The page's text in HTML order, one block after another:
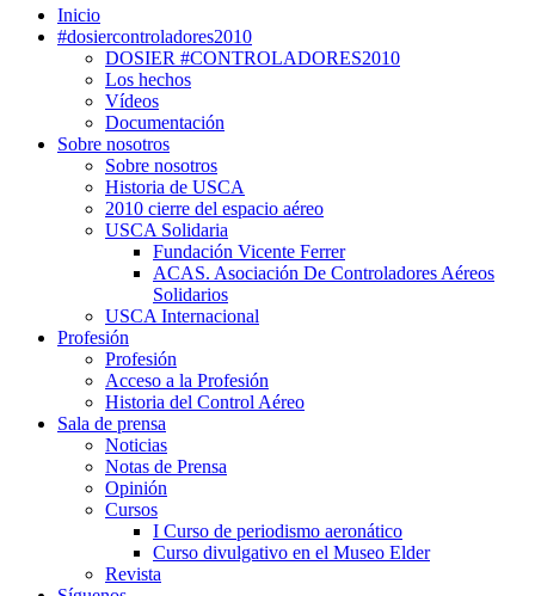
Inicio
#dosiercontroladores2010
DOSIER #CONTROLADORES2010
Los hechos
Vídeos
Documentación
Sobre nosotros
Sobre nosotros
Historia de USCA
2010 cierre del espacio aéreo
USCA Solidaria
Fundación Vicente Ferrer
ACAS. Asociación De Controladores Aéreos
Solidarios
USCA Internacional
Profesión
Profesión
Acceso a la Profesión
Historia del Control Aéreo
Sala de prensa
Noticias
Notas de Prensa
Opinión
Cursos
I Curso de periodismo aeronático
Curso divulgativo en el Museo Elder
Revista